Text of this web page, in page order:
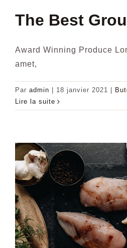
The Best
Award Winning Produce
amet,
Par admin 18 janvier 2021
Lire la suite